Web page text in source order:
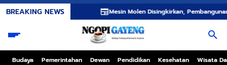
BREAKING NEWSMesin Molen Disingkirkan, Pembangunan Jembatan
Budaya Pemerintahan Dewan Pendidikan Kesehatan Wisata